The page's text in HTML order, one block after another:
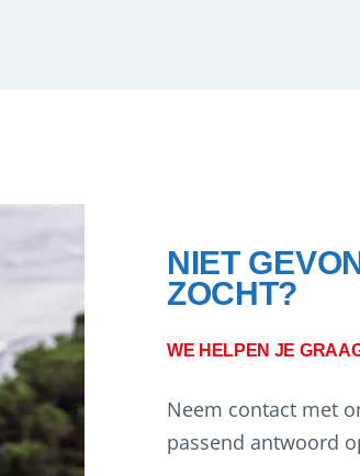
NIET
ZOCHT?
WE HELPEN JE
Neem contact met
passend antwoord